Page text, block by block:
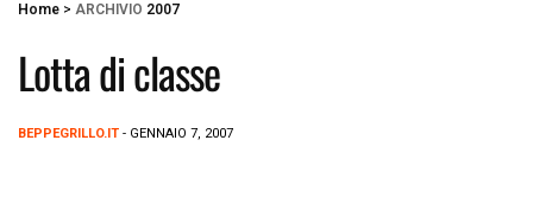
Home > ARCHIVIO 2007
Lotta di classe
BEPPEGRILLO.IT - GENNAIO 7, 2007